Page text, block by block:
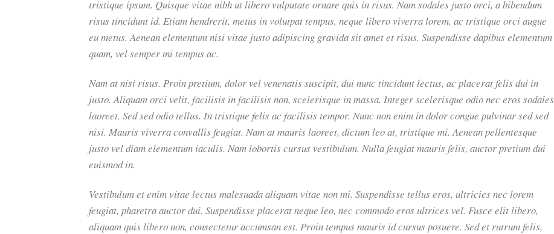
tristique ipsum. Quisque vitae nibh ut libero vulputate ornare quis in risus. Nam sodales justo orci, a bibendum
risus tincidunt id. Etiam hendrerit, metus in volutpat tempus, neque libero viverra lorem, ac tristique orci augue
eu metus. Aenean elementum nisi vitae justo adipiscing gravida sit amet et risus. Suspendisse dapibus elementum
quam, vel semper mi tempus ac.
Nam at nisi risus. Proin pretium, dolor vel venenatis suscipit, dui nunc tincidunt lectus, ac placerat felis dui in
justo. Aliquam orci velit, facilisis in facilisis non, scelerisque in massa. Integer scelerisque odio nec eros sodales
laoreet. Sed sed odio tellus. In tristique felis ac facilisis tempor. Nunc non enim in dolor congue pulvinar sed sed
nisi. Mauris viverra convallis feugiat. Nam at mauris laoreet, dictum leo at, tristique mi. Aenean pellentesque
justo vel diam elementum iaculis. Nam lobortis cursus vestibulum. Nulla feugiat mauris felis, auctor pretium dui
euismod in.
Vestibulum et enim vitae lectus malesuada aliquam vitae non mi. Suspendisse tellus eros, ultricies nec lorem
feugiat, pharetra auctor dui. Suspendisse placerat neque leo, nec commodo eros ultrices vel. Fusce elit libero,
aliquam quis libero non, consectetur accumsan est. Proin tempus mauris id cursus posuere. Sed et rutrum felis,